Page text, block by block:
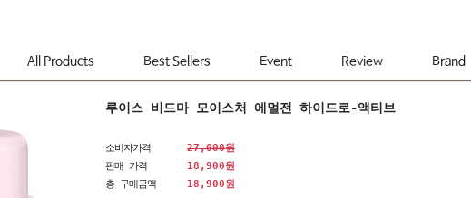
All Products Best Sellers Event Review Brand
루이스 비드마 모이스처 에멀전 하이드로-액티브
소비자가격
27,000원
판매 가격
18,900원
총 구매금액
18,900원